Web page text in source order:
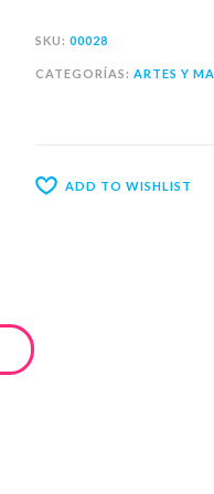
SKU: 00028
CATEGORÍAS: ARTES Y
ADD TO WISHLIST